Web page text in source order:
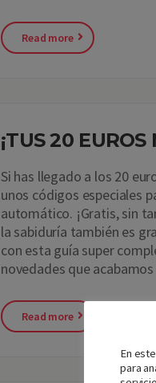
Read more
¡TUS 20
Si has llegado a los 20
unos códigos especiales
automático. ¡Gratis, sin
la sabiduría también es
con esta guía super
novedades que
Read more
En
para